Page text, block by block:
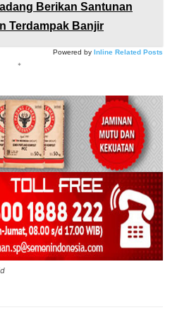
Berikan Santunan
Terdampak Banjir
Powered by Inline Related Posts
*